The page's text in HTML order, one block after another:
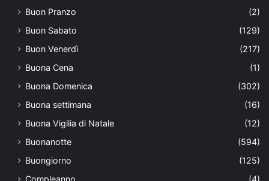
Buon Pranzo
(2)
Buon Sabato
(129)
Buon Venerdì
(217)
Buona Cena
(1)
Buona Domenica
(302)
Buona settimana
(16)
Buona Vigilia di Natale
(12)
Buonanotte
(594)
Buongiorno
(125)
Compleanno
(4)